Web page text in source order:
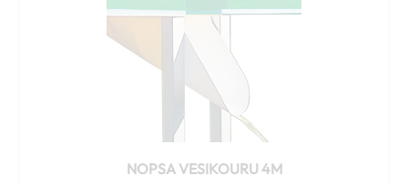
NOPSA VESIKOURU 4M
useampi
Voit
tehdä
valinnat
tuotteen
sivulla.